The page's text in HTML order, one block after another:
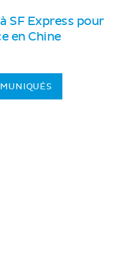
SF Express pour
en Chine